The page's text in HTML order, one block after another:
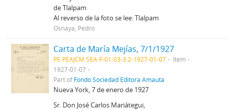
de Tlalpam
Al reverso de la foto se lee: Tlalpam
Osnaya, Pedro
Carta de María Mejías, 7/1/1927
PE PEAJCM SEA-F-01-03-3.2-1927-01-07
Item
1927-01-07
Part ofFondo Sociedad Editora Amauta
Nueva York, 7 de enero de 1927
Sr. Don José Carlos Mariátegui,